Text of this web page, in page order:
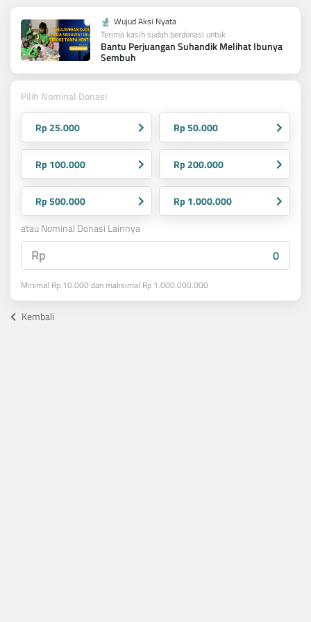
Wujud Aksi Nyata
Terima kasih sudah berdonasi untuk
Bantu Perjuangan Suhandik Melihat Ibunya
Sembuh
Pilih Nominal Donasi
Rp 25.000 Rp 50.000
Rp 100.000 Rp 200.000
Rp 500.000
Rp 1.000.000
atau Nominal Donasi Lainnya
Rp
Minimal Rp 10.000 dan maksimal Rp 1.000.000.000
Kembali